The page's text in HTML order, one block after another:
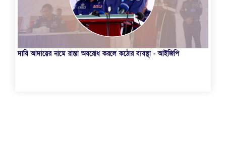
দাবি আদায়ের নামে রাস্তা অবরোধ করলে কঠোর ব্যবস্থা - আইজিপি